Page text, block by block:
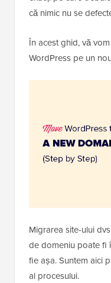
că nimic nu se
În acest ghid, vă
WordPress pe un
Migrarea site-ului
de domeniu poate fi
fie așa. Suntem aici
al procesului.